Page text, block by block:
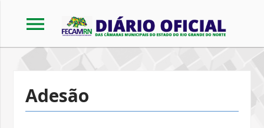
menu
Adesão